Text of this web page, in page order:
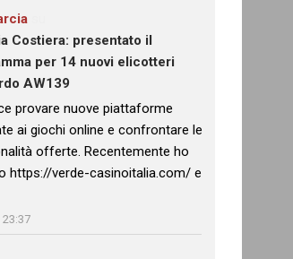
Costiera: presentato il
per 14 nuovi elicotteri
AW139
provare nuove piattaforme
ai giochi online e confrontare le
offerte. Recentemente ho
https://verde-casinoitalia.com/ e
23:37